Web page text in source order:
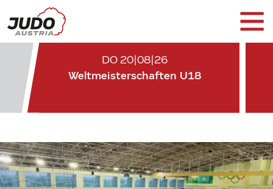
DO 20|08|26
Weltmeisterschaften U18